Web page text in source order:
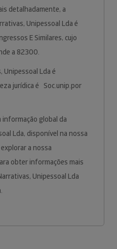
detalhadamente, a
Unipessoal Lda é
E Similares, cujo
a 82300.
Unipessoal Lda é
jurídica é Soc.unip.por
informação global da
Lda, disponível na nossa
a nossa
obter informações mais
Unipessoal Lda